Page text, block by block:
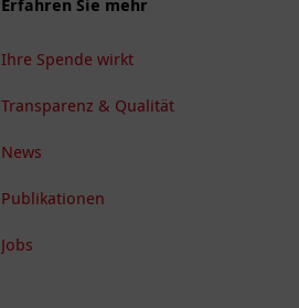
Erfahren Sie mehr
Ihre Spende wirkt
Transparenz & Qualität
News
Publikationen
Jobs